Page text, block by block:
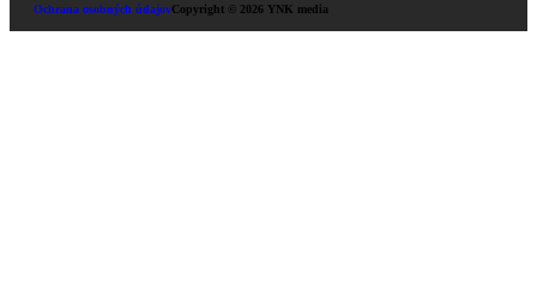
Ochrana osobných údajovCopyright © 2026 YNK media